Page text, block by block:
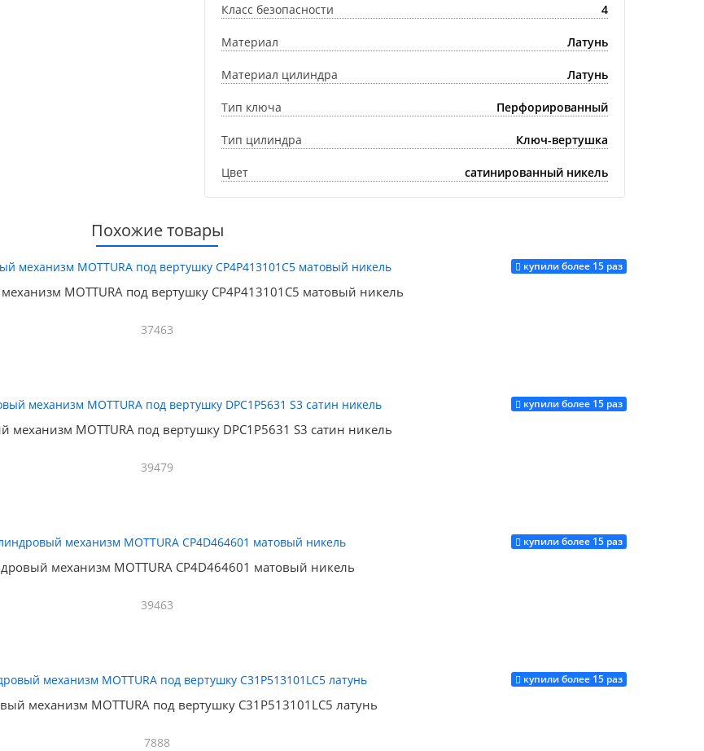
Класс безопасности 4
Материал Латунь
Материал цилиндра Латунь
Тип ключа Перфорированный
Тип цилиндра Ключ-вертушка
Цвет сатинированный никель
Похожие товары
купили более 15 раз
MOTTURA под вертушку CP4P413101C5 матовый никель
37463
Купить
купили более 15 раз
MOTTURA под вертушку DPC1P5631 S3 сатин никель
39479
Купить
купили более 15 раз
механизм MOTTURA CP4D464601 матовый никель
39463
Купить
купили более 15 раз
механизм MOTTURA под вертушку C31P513101LC5 латунь
7888